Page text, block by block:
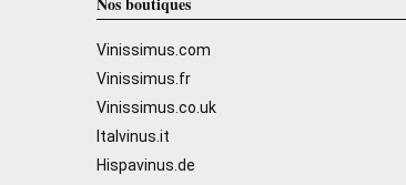
Vinissimus.com
Vinissimus.fr
Vinissimus.co.uk
Italvinus.it
Hispavinus.de